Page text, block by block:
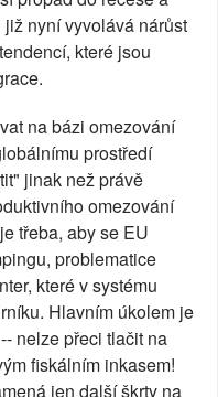
nyní vyvolává nárůst
které jsou
na bázi omezování
prostředí
jinak než právě
omezování
třeba, aby se EU
problematice
které v systému
Hlavním úkolem je
nelze přeci tlačit na
fiskálním inkasem!
jen další škrty na